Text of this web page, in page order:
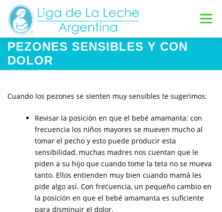
Saltar
contenido
Menú
INICIO
INFORMACIÓN DE LACTANCIA
VOLUNTARIAS CONTACTO DONAR
PEZONES SENSIBLES Y CON
DOLOR
Cuando los pezones se sienten muy sensibles te sugerimos:
Revisar la posición en que el bebé amamanta: con
frecuencia los niños mayores se mueven mucho al
tomar el pecho y esto puede producir esta
sensibilidad, muchas madres nos cuentan que le
piden a su hijo que cuando tome la teta no se mueva
tanto. Ellos entienden muy bien cuando mamá les
pide algo así. Con frecuencia, un pequeño cambio en
la posición en que el bebé amamanta es suficiente
para disminuir el dolor.